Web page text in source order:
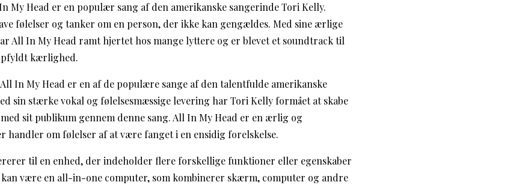
My Head er en populær sang af den amerikanske sangerinde Tori Kelly.
følelser og tanker om en person, der ikke kan gengældes. Med sine ærlige
All In My Head ramt hjertet hos mange lyttere og er blevet et soundtrack til
kærlighed.
In My Head er en af de populære sange af den talentfulde amerikanske
sin stærke vokal og følelsesmæssige levering har Tori Kelly formået at skabe
sit publikum gennem denne sang. All In My Head er en ærlig og
handler om følelser af at være fanget i en ensidig forelskelse.
til en enhed, der indeholder flere forskellige funktioner eller egenskaber
være en all-in-one computer, som kombinerer skærm, computer og andre